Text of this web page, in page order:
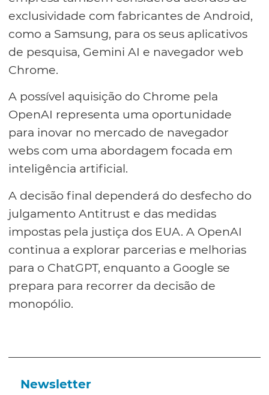
exclusividade com fabricantes de Android,
como a Samsung, para os seus aplicativos
de pesquisa, Gemini AI e navegador web
Chrome.
A possível aquisição do Chrome pela
OpenAI representa uma oportunidade
para inovar no mercado de navegador
webs com uma abordagem focada em
inteligência artificial.
A decisão final dependerá do desfecho do
julgamento Antitrust e das medidas
impostas pela justiça dos EUA. A OpenAI
continua a explorar parcerias e melhorias
para o ChatGPT, enquanto a Google se
prepara para recorrer da decisão de
monopólio.
Newsletter